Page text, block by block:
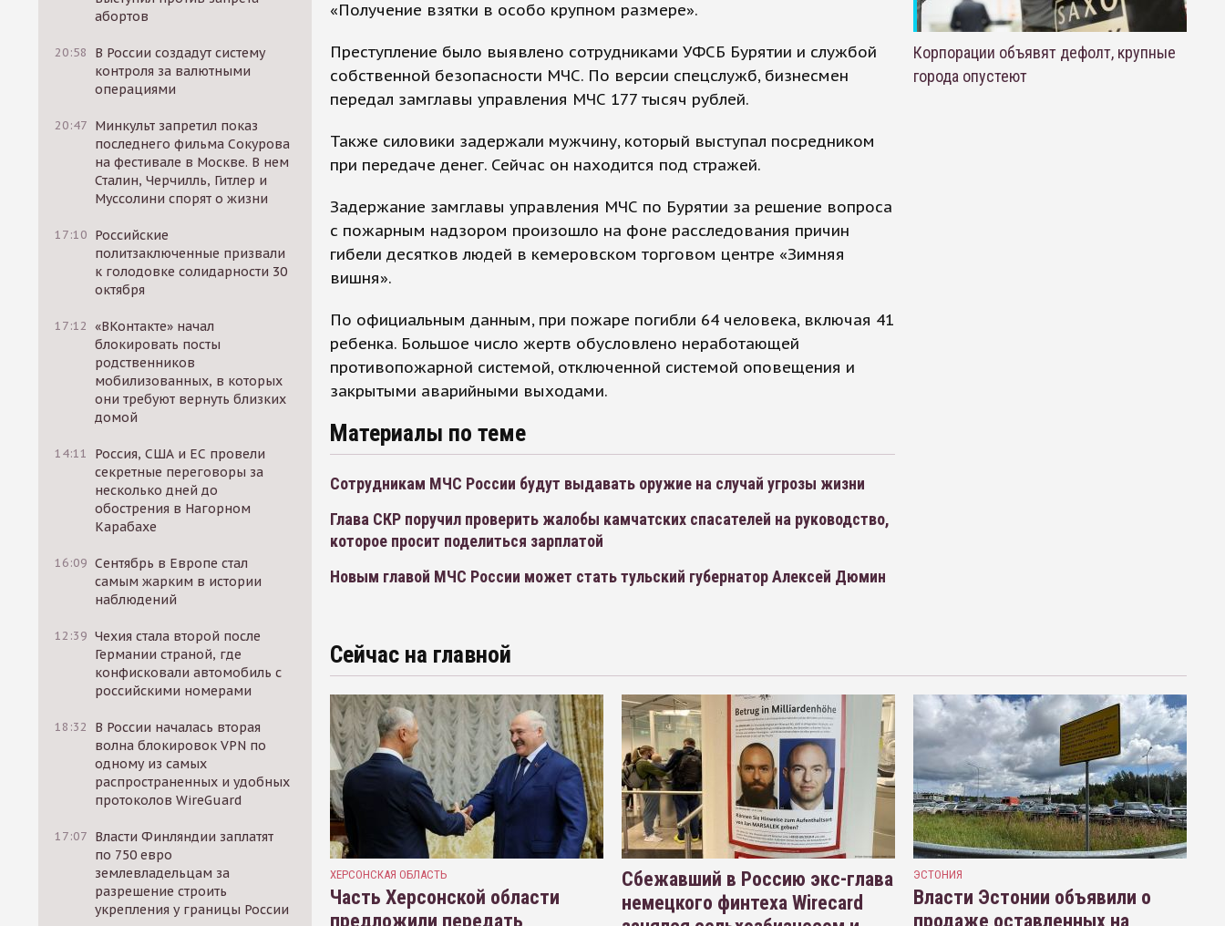
абортов
20:58
В России создадут систему
контроля за валютными
операциями
20:47 Минкульт запретил показ
последнего фильма Сокурова
на фестивале в Москве. В нем
Сталин, Черчилль, Гитлер и
Муссолини спорят о жизни
17:10 Российские
политзаключенные призвали
к голодовке солидарности 30
октября
17:12 «ВКонтакте» начал
блокировать посты
родственников
мобилизованных, в которых
они требуют вернуть близких
домой
14:11
Россия, США и ЕС провели
секретные переговоры за
несколько дней до
обострения в Нагорном
Карабахе
16:09 Сентябрь в Европе стал
самым жарким в истории
наблюдений
12:39 Чехия стала второй после
Германии страной, где
конфисковали автомобиль с
российскими номерами
18:32
В России началась вторая
волна блокировок VPN по
одному из самых
распространенных и удобных
протоколов WireGuard
17:07 Власти Финляндии заплатят
по 750 евро
землевладельцам за
разрешение строить
укрепления у границы России
«Получение взятки в особо крупном размере».
Преступление было выявлено сотрудниками УФСБ Бурятии и службой
собственной безопасности МЧС. По версии спецслужб, бизнесмен
передал замглавы управления МЧС 177 тысяч рублей.
Также силовики задержали мужчину, который выступал посредником
при передаче денег. Сейчас он находится под стражей.
Задержание замглавы управления МЧС по Бурятии за решение вопроса
с пожарным надзором произошло на фоне расследования причин
гибели десятков людей в кемеровском торговом центре «Зимняя
вишня».
По официальным данным, при пожаре погибли 64 человека, включая 41
ребенка. Большое число жертв обусловлено неработающей
противопожарной системой, отключенной системой оповещения и
закрытыми аварийными выходами.
Материалы по теме
Сотрудникам МЧС России будут выдавать оружие на случай угрозы жизни
Глава СКР поручил проверить жалобы камчатских спасателей на руководство,
которое просит поделиться зарплатой
Новым главой МЧС России может стать тульский губернатор Алексей Дюмин
Корпорации объявят дефолт, крупные
города опустеют
Сейчас на главной
ХЕРСОНСКАЯ ОБЛАСТЬ
Часть Херсонской области
предложили передать
Сбежавший в Россию экс-глава
немецкого финтеха Wirecard
ЭСТОНИЯ
Власти Эстонии объявили о
продаже оставленных на